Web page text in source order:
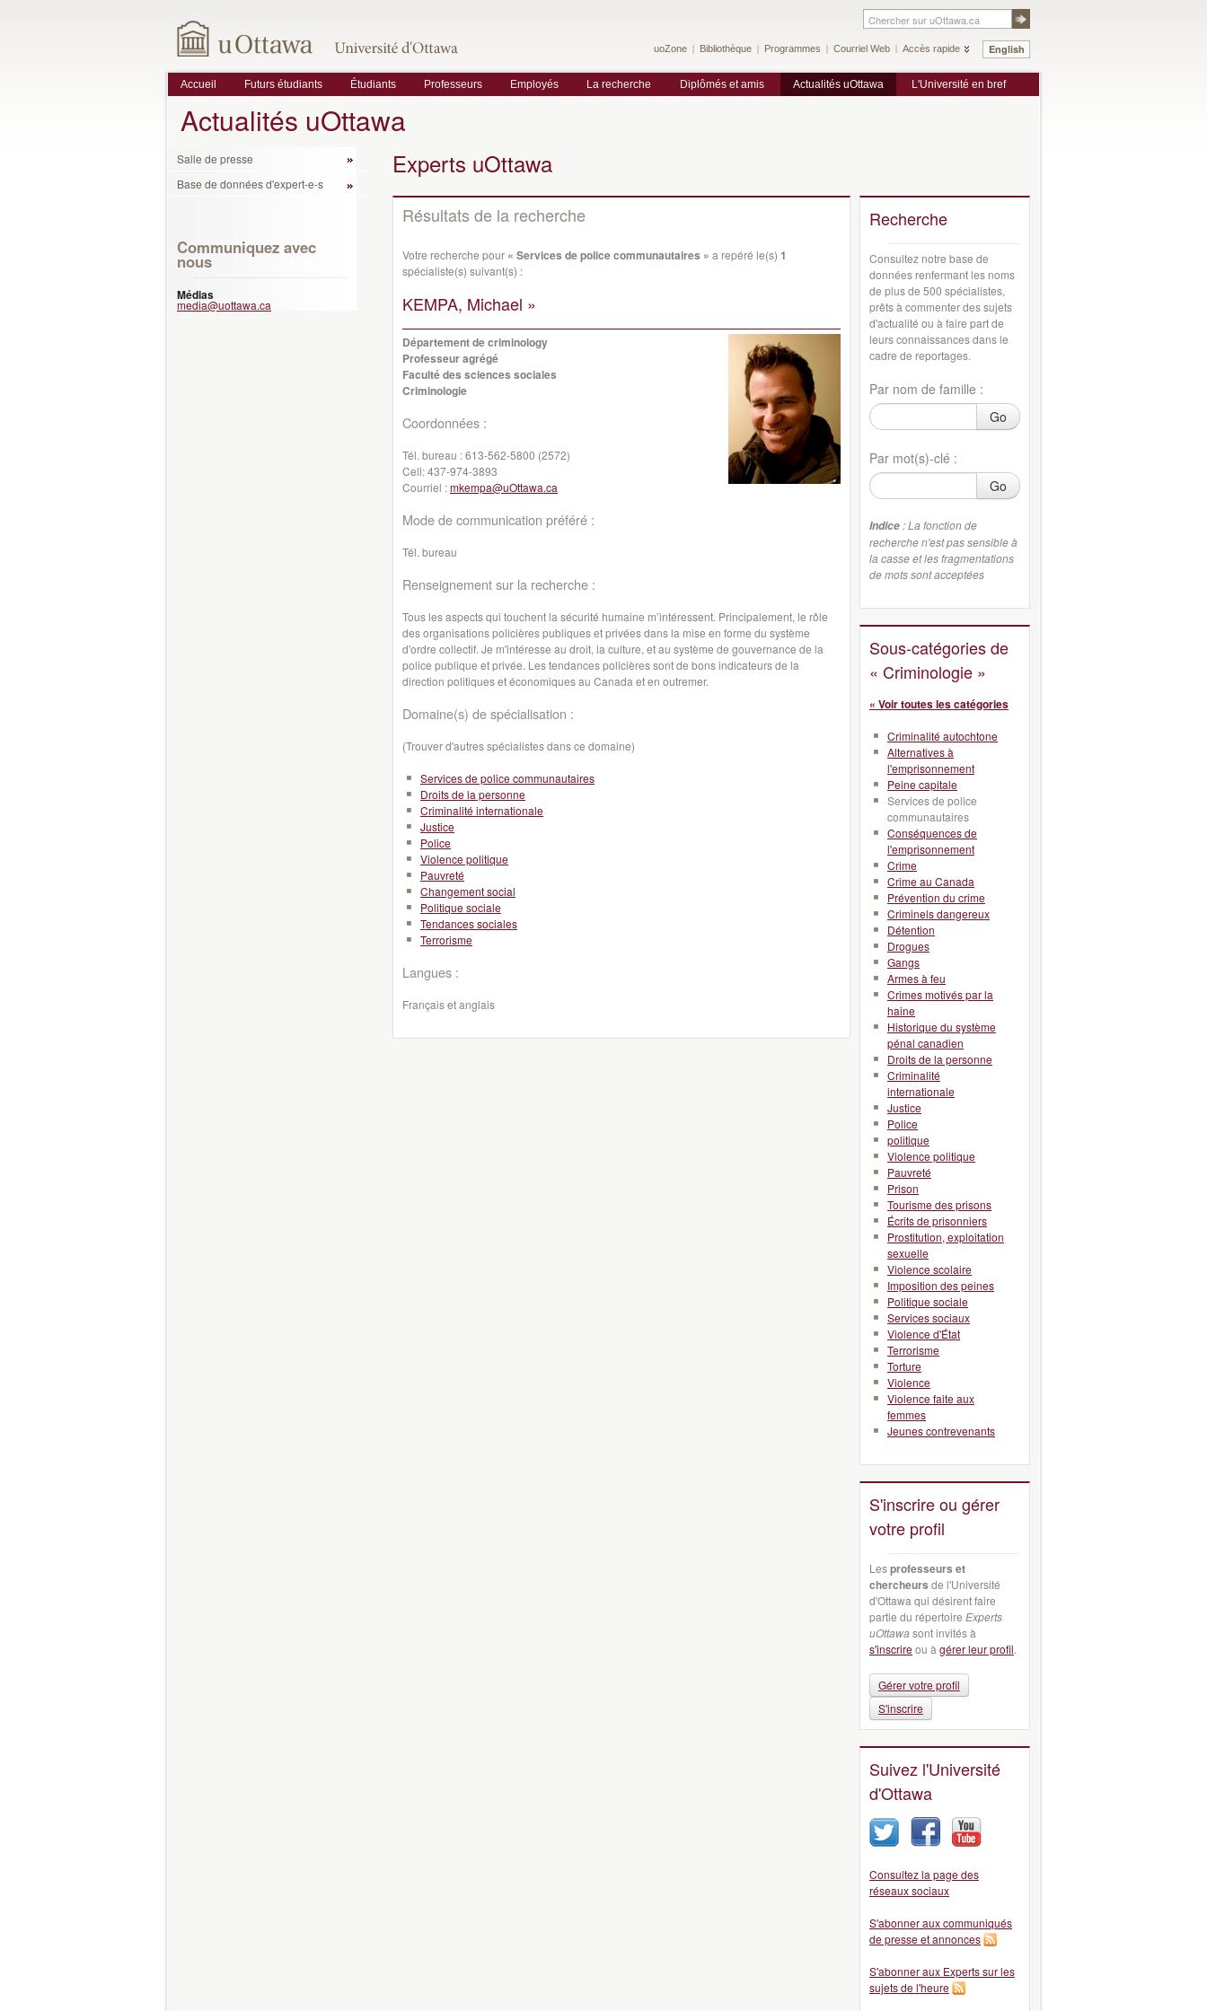
English
uoZone Bibliothèque Programmes Courriel Web Accès rapide
Accueil Futurs étudiants Étudiants Professeurs Employés La recherche Diplômés et amis Actualités uOttawa L'Université en bref
Actualités uOttawa
Salle de presse
Base de données d'expert-e-s
Communiquez avec
nous
Médias
media@uottawa.ca
Experts uOttawa
Résultats de la recherche
Votre recherche pour « Services de police communautaires » a repéré le(s) 1
spécialiste(s) suivant(s) :
KEMPA, Michael »
Département de criminology
Professeur agrégé
Faculté des sciences sociales
Criminologie
Coordonnées :
Tél. bureau :613-562-5800 (2572)
Cell:437-974-3893
Courriel :mkempa@uOttawa.ca
Mode de communication préféré :
Tél. bureau
Renseignement sur la recherche :
Tous les aspects qui touchent la sécurité humaine m’intéressent. Principalement, le rôle
des organisations policières publiques et privées dans la mise en forme du système
d'ordre collectif. Je m'intéresse au droit, la culture, et au système de gouvernance de la
police publique et privée. Les tendances policières sont de bons indicateurs de la
direction politiques et économiques au Canada et en outremer.
Domaine(s) de spécialisation :
(Trouver d'autres spécialistes dans ce domaine)
Services de police communautaires
Droits de la personne
Criminalité internationale
Justice
Police
Violence politique
Pauvreté
Changement social
Politique sociale
Tendances sociales
Terrorisme
Langues :
Français et anglais
Recherche
Consultez notre base de
données renfermant les noms
de plus de 500 spécialistes,
prêts à commenter des sujets
d'actualité ou à faire part de
leurs connaissances dans le
cadre de reportages.
Par nom de famille :
Go
Par mot(s)-clé :
Go
Indice : La fonction de
recherche n'est pas sensible à
la casse et les fragmentations
de mots sont acceptées
Sous-catégories de
« Criminologie »
« Voir toutes les catégories
Criminalité autochtone
Alternatives à
l'emprisonnement
Peine capitale
Services de police
communautaires
Conséquences de
l'emprisonnement
Crime
Crime au Canada
Prévention du crime
Criminels dangereux
Détention
Drogues
Gangs
Armes à feu
Crimes motivés par la
haine
Historique du système
pénal canadien
Droits de la personne
Criminalité
internationale
Justice
Police
politique
Violence politique
Pauvreté
Prison
Tourisme des prisons
Écrits de prisonniers
Prostitution, exploitation
sexuelle
Violence scolaire
Imposition des peines
Politique sociale
Services sociaux
Violence d'État
Terrorisme
Torture
Violence
Violence faite aux
femmes
Jeunes contrevenants
S'inscrire ou gérer
votre profil
Lesprofesseurs et
chercheurs de l'Université
d'Ottawa qui désirent faire
partie du répertoire Experts
uOttawa sont invités à
s'inscrireou à gérer leur profil.
Gérer votre profil
S'inscrire
Suivez l'Université
d'Ottawa
Consultez la page des
réseaux sociaux
S'abonner aux communiqués
de presse et annonces
S'abonner aux Experts sur les
sujets de l'heure